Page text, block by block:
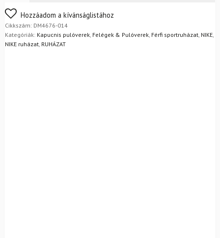
FoxPost
Nem biztos a választásában? Semmi gond – a terméket
egyszerűen visszaküldheti 14 napon belül, indoklás nélkül.
Mik a visszaküldés feltételei?
Hozzáadom a kívánságlistához
Cikkszám: DM4676-014
Kategóriák: Kapucnis pulóverek Felégek & Pulóverek Férfi sportruházat NIKE
NIKE ruházat RUHÁZAT